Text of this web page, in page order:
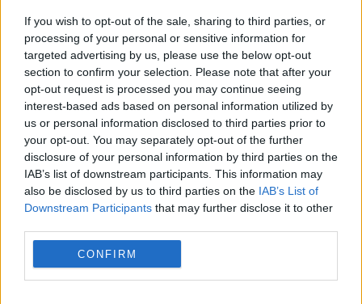
If you wish to opt-out of the sale, sharing to third parties, or
processing of your personal or sensitive information for
targeted advertising by us, please use the below opt-out
section to confirm your selection. Please note that after your
opt-out request is processed you may continue seeing
interest-based ads based on personal information utilized by
us or personal information disclosed to third parties prior to
your opt-out. You may separately opt-out of the further
disclosure of your personal information by third parties on the
IAB’s list of downstream participants. This information may
also be disclosed by us to third parties on the IAB’s List of
Downstream Participants that may further disclose it to other
CONFIRM
ANL prezintă lista locuințelor ce pot fi
închiriate de tineri, la tIMOn
24 APRILIE 2014
Agenţia Naţională pentru Locuinţe (ANL)
participă în perioada 24-27 aprilie 2014 la
ediţia de primăvară a Târgului Imobiliar
Naţional tIMOn. ANL va promova în cadrul
târgului proiectele noi prin credit...